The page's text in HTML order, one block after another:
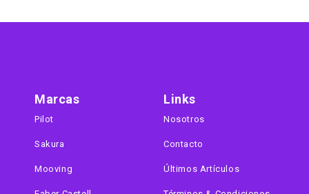
Marcas
Pilot
Sakura
Mooving
Links
Nosotros
Contacto
Últimos Artículos